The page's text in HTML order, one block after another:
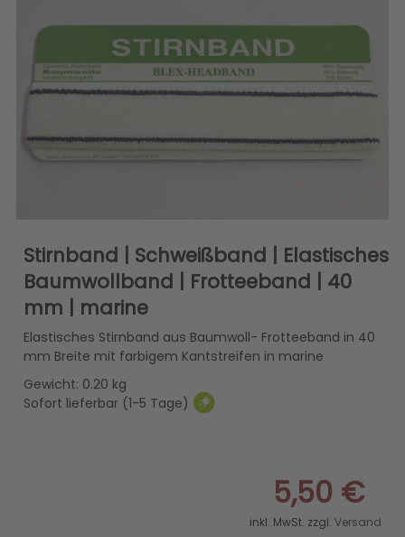
Stirnband | Schweißband | Elastisches
Baumwollband | Frotteeband | 40
mm | marine
Elastisches Stirnband aus Baumwoll- Frotteeband in 40
mm Breite mit farbigem Kantstreifen in marine
Gewicht: 0.20 kg
Sofort lieferbar (1-5 Tage)
5,50 €
inkl. MwSt. zzgl.Versand